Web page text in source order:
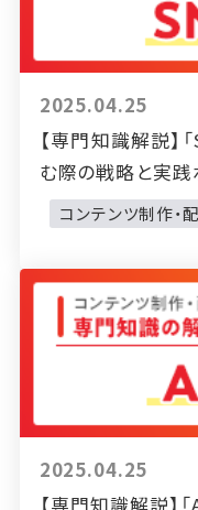
2025.04.25
【専門知識解説】
む際の戦略と実践
コンテンツ制作・
2025.04.25
【専門知識解説】